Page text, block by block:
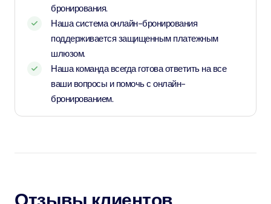
бронирования.
Наша система онлайн-бронирования
поддерживается защищенным платежным
шлюзом.
Наша команда всегда готова ответить на все
ваши вопросы и помочь с онлайн-
бронированием.